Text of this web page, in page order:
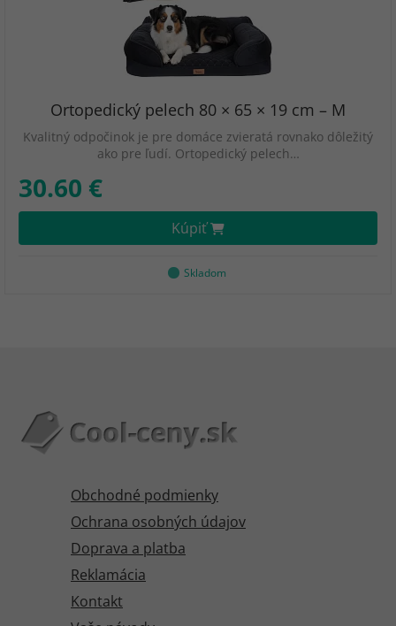
Ortopedický pelech 80 × 65 × 19 cm – M
Kvalitný odpočinok je pre domáce zvieratá rovnako dôležitý
ako pre ľudí. Ortopedický pelech…
30.60 €
Kúpiť
Skladom
Obchodné podmienky
Ochrana osobných údajov
Doprava a platba
Reklamácia
Kontakt